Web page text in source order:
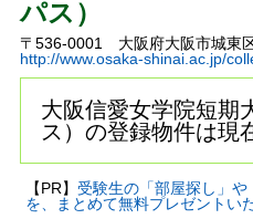
パス）
〒536-0001 大阪府大阪市城東
http://www.osaka-shinai.ac.jp/
大阪信愛女学院短期
ス）の登録物件は現
【PR】 受験生の「部屋探し」
を、まとめて無料プレゼントい